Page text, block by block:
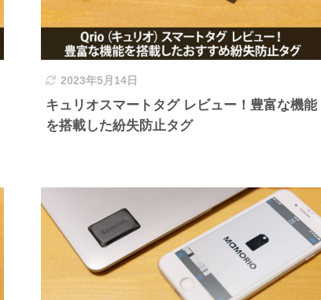
2023年5月14日
キュリオスマートタグ レビュー！豊富な機能
を搭載した紛失防止タグ